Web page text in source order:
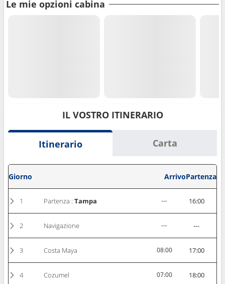
Le mie opzioni cabina
IL VOSTRO ITINERARIO
Itinerario Carta
Giorno ArrivoPartenza
1 Partenza :Tampa --- 16:00
2 Navigazione --- ---
3 Costa Maya 08:00 17:00
4 Cozumel 07:00 18:00